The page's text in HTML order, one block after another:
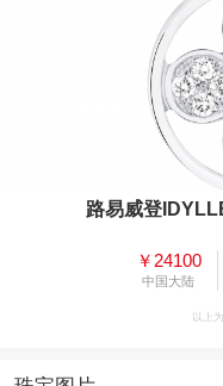
路易威登
￥24100
中国大陆
以上